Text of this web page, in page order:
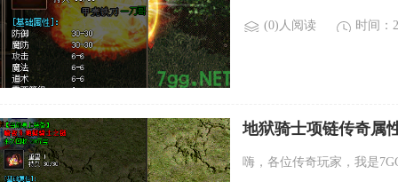
(0)人阅读 时间：
地狱骑士项链传奇属
嗨，各位传奇玩家，我是